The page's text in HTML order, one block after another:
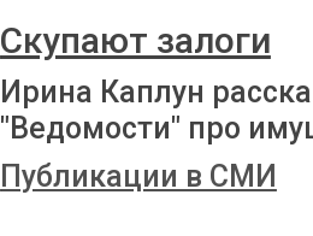
Скупают залоги
Ирина Каплун
"Ведомости" про
Публикации в СМИ